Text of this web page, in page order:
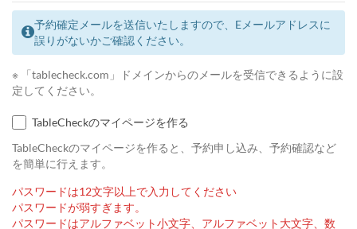
予約確定メールを送信いたしますので、Eメールアドレスに
誤りがないかご確認ください。
※ 「tablecheck.com」ドメインからのメールを受信できるように設
定してください。
TableCheckのマイページを作る
TableCheckのマイページを作ると、予約申し込み、予約確認など
を簡単に行えます。
パスワードは12文字以上で入力してください
パスワードが弱すぎます。
パスワードはアルファベット小文字、アルファベット大文字、数